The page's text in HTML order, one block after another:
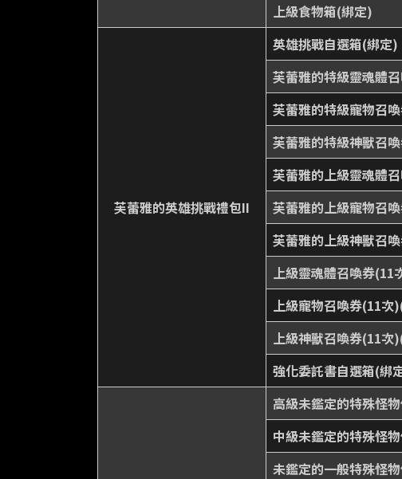
上級食物箱(綁定)
芙蕾雅的英雄挑戰禮包II
英雄挑戰自選箱(綁定)
芙蕾雅的特級靈魂體
芙蕾雅的特級寵物召
芙蕾雅的特級神獸召
芙蕾雅的上級靈魂體
芙蕾雅的上級寵物召
芙蕾雅的上級神獸召
上級靈魂體召喚券(11
上級寵物召喚券(11次
上級神獸召喚券(11次
強化委託書自選箱(綁
高級未鑑定的特殊怪
中級未鑑定的特殊怪
未鑑定的一般特殊怪